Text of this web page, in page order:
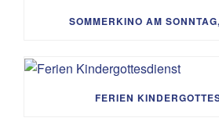
SOMMERKINO AM
FERIEN